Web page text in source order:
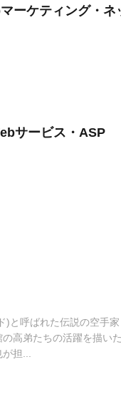
ーケティング・ネ
サービス・ASP
)と呼ばれた伝説の空手
高弟たちの活躍を描い
担...